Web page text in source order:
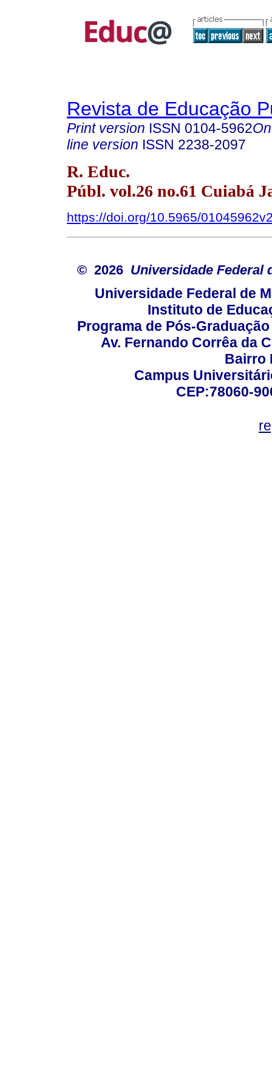
Revista de Educação
Print version ISSN 0104-5962
line version ISSN 2238-2097
R. Educ.
Públ. vol.26 no.61 Cuiabá
https://doi.org/10.5965/
© 2026 Universidade Federal
Universidade Federal de
Instituto de
Programa de Pós-
Av. Fernando Corrêa da
Bairro
Campus
CEP:78060-